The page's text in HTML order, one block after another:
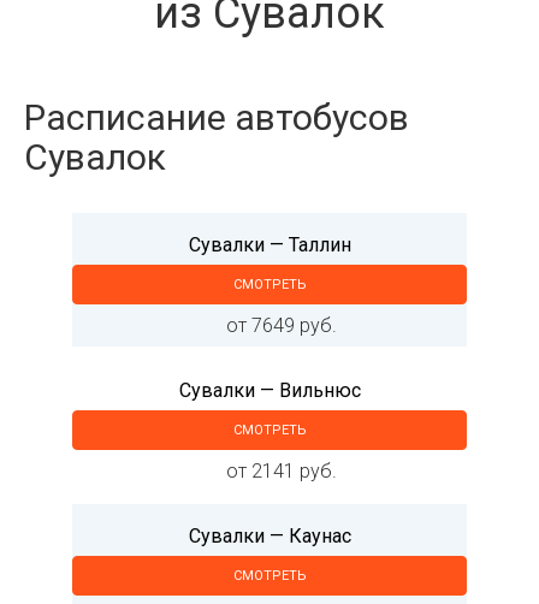
из Сувалок
Расписание автобусов
Сувалок
Сувалки — Таллин
СМОТРЕТЬ
от 7649 руб.
Сувалки — Вильнюс
СМОТРЕТЬ
от 2141 руб.
Сувалки — Каунас
СМОТРЕТЬ